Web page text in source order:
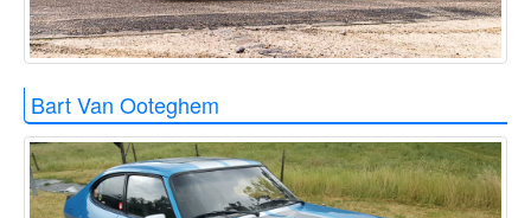
Bart Van Ooteghem